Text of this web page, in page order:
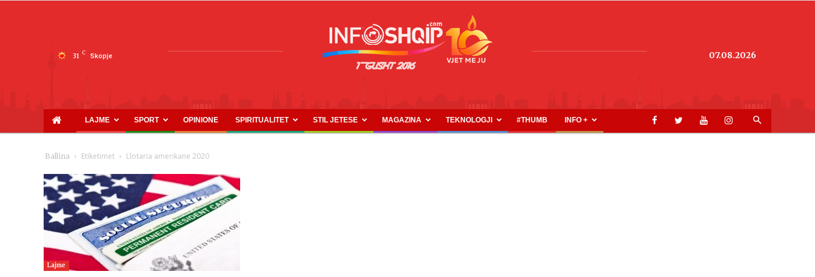
31 C Skopje
INFOSHQIP.COM
07.08.2026
LAJME SPORT OPINIONE SPIRITUALITET STIL JETESE MAGAZINA TEKNOLOGJI #THUMB INFO +
Ballina Etiketimet Llotaria amerikane 2020
Lajme